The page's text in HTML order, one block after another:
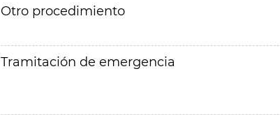
Otro procedimiento
Tramitación de emergencia